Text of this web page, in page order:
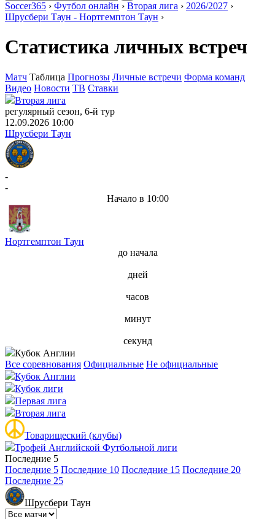
Soccer365 › Футбол онлайн › Вторая лига › 2026/2027 ›
Шрусбери Таун - Нортгемптон Таун ›
Статистика личных встреч
Матч Таблица Прогнозы Личные встречи Форма команд
Видео Новости ТВ Ставки
Вторая лига
регулярный сезон, 6-й тур
12.09.2026 10:00
Шрусбери Таун
-
-
Начало в 10:00
Нортгемптон Таун
до начала
дней
часов
минут
секунд
Кубок Англии
Все соревнования Официальные Не официальные
Кубок Англии
Кубок лиги
Первая лига
Вторая лига
Товарищеский (клубы)
Трофей Английской Футбольной лиги
Последние 5
Последние 5 Последние 10 Последние 15 Последние 20
Последние 25
Шрусбери Таун